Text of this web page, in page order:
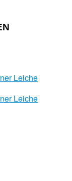
Leiche
Leiche